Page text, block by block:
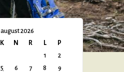
august 2026
K N R L
P
1
2
5 6 7 8
9